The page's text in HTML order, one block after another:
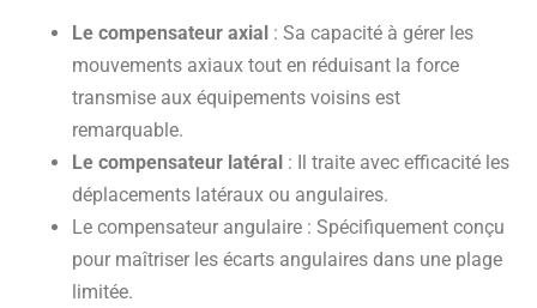
Le compensateur axial : Sa capacité à gérer les
mouvements axiaux tout en réduisant la force
transmise aux équipements voisins est
remarquable.
Le compensateur latéral : Il traite avec efficacité les
déplacements latéraux ou angulaires.
Le compensateur angulaire : Spécifiquement conçu
pour maîtriser les écarts angulaires dans une plage
limitée.